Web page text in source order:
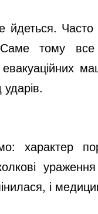
йдеться.
тому все
характер
ураження
і